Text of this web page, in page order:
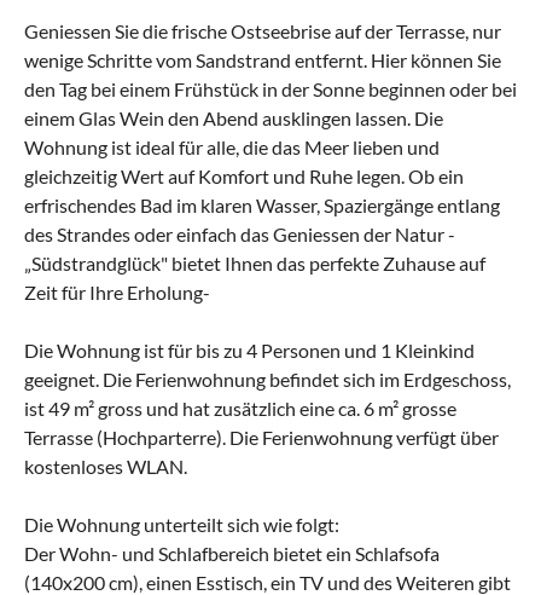
Geniessen Sie die frische Ostseebrise auf der Terrasse, nur
wenige Schritte vom Sandstrand entfernt. Hier können Sie
den Tag bei einem Frühstück in der Sonne beginnen oder bei
einem Glas Wein den Abend ausklingen lassen. Die
Wohnung ist ideal für alle, die das Meer lieben und
gleichzeitig Wert auf Komfort und Ruhe legen. Ob ein
erfrischendes Bad im klaren Wasser, Spaziergänge entlang
des Strandes oder einfach das Geniessen der Natur -
„Südstrandglück" bietet Ihnen das perfekte Zuhause auf
Zeit für Ihre Erholung-
Die Wohnung ist für bis zu 4 Personen und 1 Kleinkind
geeignet. Die Ferienwohnung befindet sich im Erdgeschoss,
ist 49 m² gross und hat zusätzlich eine ca. 6 m² grosse
Terrasse (Hochparterre). Die Ferienwohnung verfügt über
kostenloses WLAN.
Die Wohnung unterteilt sich wie folgt:
Der Wohn- und Schlafbereich bietet ein Schlafsofa
(140x200 cm), einen Esstisch, ein TV und des Weiteren gibt